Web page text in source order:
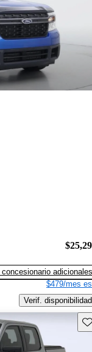
adicionales
$479/mes
Verif. disponibilidad